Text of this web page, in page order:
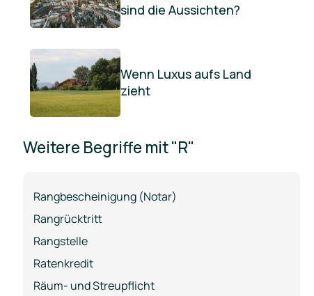
sind die Aussichten?
Wenn Luxus aufs Land
zieht
Weitere Begriffe mit "R"
Rangbescheinigung (Notar)
Rangrücktritt
Rangstelle
Ratenkredit
Räum- und Streupflicht